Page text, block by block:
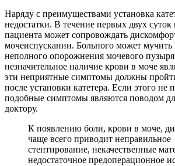
Наряду с преимуществами установка
недостатки. В течение первых двух суток
пациента может сопровождать
мочеиспускании. Больного может мучить
неполного опорожнения мочевого
незначительное наличие крови в моче
эти неприятные симптомы должны
после установки катетера. Если этого не
подобные симптомы являются поводом
доктору.
К появлению боли, крови в моче,
чаще всего приводит неправильное
стентирование, некачественные
недостаточное предоперационное